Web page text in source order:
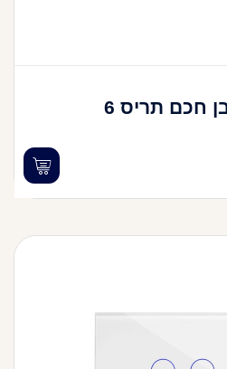
מתג SHUTTER לבן חכם תריס 6